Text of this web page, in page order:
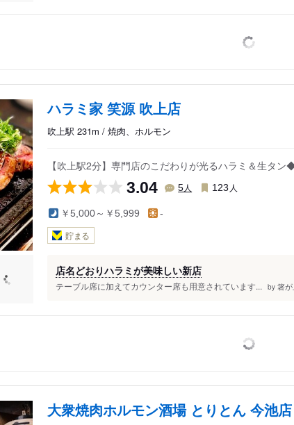
ハラミ家 笑源 吹上店
吹上駅 231m / 焼肉、ホルモン
【吹上駅2分】専門店のこだわりが光るハラミ＆生タ
3.04 5人 123 人
￥5,000～￥5,999 -
貯まる
店名どおりハラミが美味しい新店
テーブル席に加えてカウンター席も用意されています... by 箸
大衆焼肉ホルモン酒場 とりとん 今池店